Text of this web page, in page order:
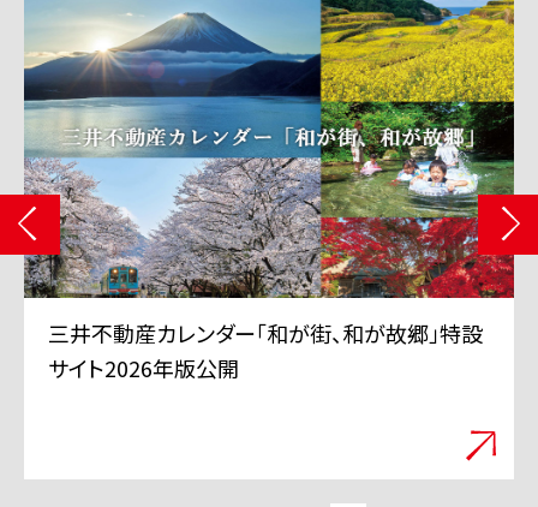
三井不動産 TVCMシリーズ「三井のすずちゃん」
「スーパープレイ」篇 6月11日から全国で放映